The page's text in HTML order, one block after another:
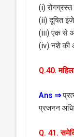
(i)
(ii) दूषित
(iii) एक से
(iv) नशे की
Q.40.
Ans ⇒
प्रजनन
Q. 41.